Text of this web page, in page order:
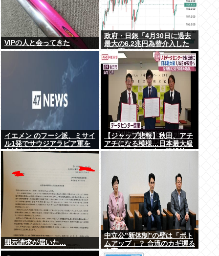
VIPの人と会ってきた
政府・日銀「4月30日に過去
最大の6.2兆円為替介入した
よ！褒めてよ！」
イエメン のフーシ派、ミサイ
ル1発でサウジアラビア軍を
全滅させてしまうww
【ジャップ悲報】秋田、アチ
アチになる模様…日本最大級
のAIデータセンター建設決
開示請求が届いた…
中立公”新体制”の壁は「ボト
ムアップ」？ 合流のカギ握る
立憲